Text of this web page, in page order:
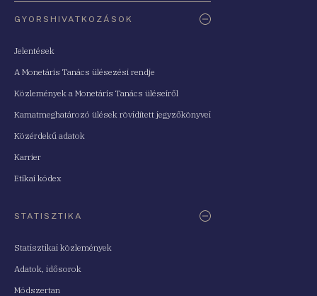
GYORSHIVATKOZÁSOK
Jelentések
A Monetáris Tanács ülésezési rendje
Közlemények a Monetáris Tanács üléseiről
Kamatmeghatározó ülések rövidített jegyzőkönyvei
Közérdekű adatok
Karrier
Etikai kódex
STATISZTIKA
Statisztikai közlemények
Adatok, idősorok
Módszertan